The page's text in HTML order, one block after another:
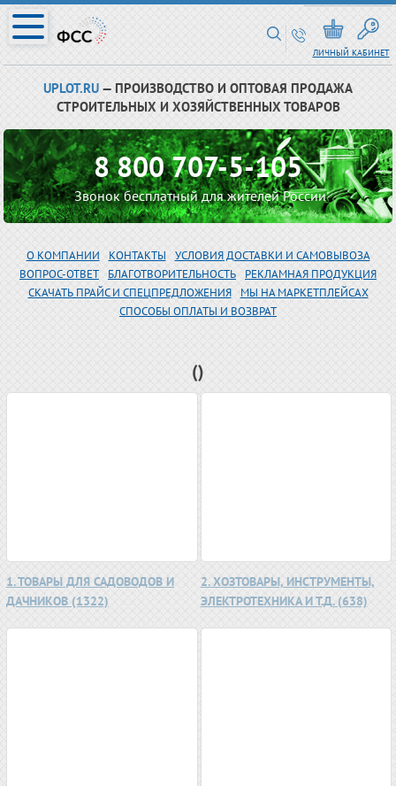
ЛИЧНЫЙ КАБИНЕТ
UPLOT.RU — ПРОИЗВОДСТВО И ОПТОВАЯ ПРОДАЖА
СТРОИТЕЛЬНЫХ И ХОЗЯЙСТВЕННЫХ ТОВАРОВ
8 800 707-5-105
Звонок бесплатный для жителей России
О КОМПАНИИ КОНТАКТЫ
УСЛОВИЯ ДОСТАВКИ И САМОВЫВОЗА
ВОПРОС-ОТВЕТ
БЛАГОТВОРИТЕЛЬНОСТЬ
РЕКЛАМНАЯ ПРОДУКЦИЯ
СКАЧАТЬ ПРАЙС И СПЕЦПРЕДЛОЖЕНИЯ
МЫ НА МАРКЕТПЛЕЙСАХ
СПОСОБЫ ОПЛАТЫ И ВОЗВРАТ
()
1. ТОВАРЫ ДЛЯ САДОВОДОВ И
ДАЧНИКОВ (1322)
2. ХОЗТОВАРЫ, ИНСТРУМЕНТЫ,
ЭЛЕКТРОТЕХНИКА И Т.Д. (638)